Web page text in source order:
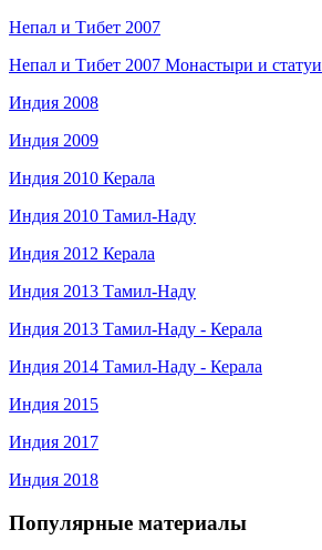
Непал и Тибет 2007
Непал и Тибет 2007 Монастыри и статуи
Индия 2008
Индия 2009
Индия 2010 Керала
Индия 2010 Тамил-Наду
Индия 2012 Керала
Индия 2013 Тамил-Наду
Индия 2013 Тамил-Наду - Керала
Индия 2014 Тамил-Наду - Керала
Индия 2015
Индия 2017
Индия 2018
Популярные материалы